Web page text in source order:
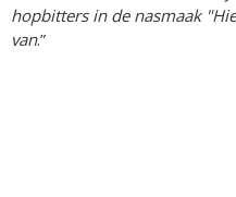
hopbitters in de nasmaak
van.”